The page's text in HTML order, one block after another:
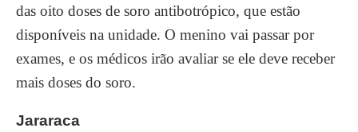
das oito doses de soro antibotrópico, que estão
disponíveis na unidade. O menino vai passar por
exames, e os médicos irão avaliar se ele deve receber
mais doses do soro.
Jararaca